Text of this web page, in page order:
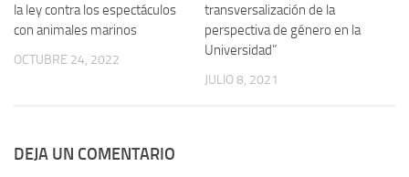
la ley contra los espectáculos
con animales marinos
OCTUBRE 24, 2022
transversalización de la
perspectiva de género en la
Universidad”
JULIO 8, 2021
DEJA UN COMENTARIO